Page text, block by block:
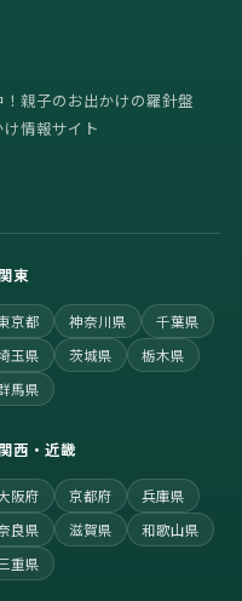
親子のお出かけの羅針盤
け情報サイト
関東
京都 神奈川県
千葉県
玉県
茨城県
栃木県
馬県
関西・近畿
阪府 京都府
兵庫県
良県
滋賀県
和歌山県
重県